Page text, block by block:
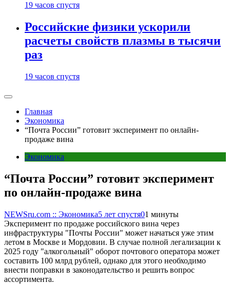
19 часов спустя
Российские физики ускорили
расчеты свойств плазмы в тысячи
раз
19 часов спустя
Главная
Экономика
“Почта России” готовит эксперимент по онлайн-
продаже вина
Экономика
“Почта России” готовит эксперимент
по онлайн-продаже вина
NEWSru.com :: Экономика5 лет спустя01 минуты
Эксперимент по продаже российского вина через
инфраструктуры "Почты России" может начаться уже этим
летом в Москве и Мордовии. В случае полной легализации к
2025 году "алкогольный" оборот почтового оператора может
составить 100 млрд рублей, однако для этого необходимо
внести поправки в законодательство и решить вопрос
ассортимента.